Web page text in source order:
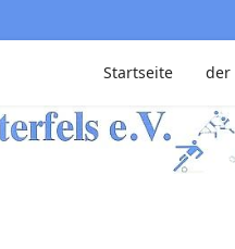
Startseite der